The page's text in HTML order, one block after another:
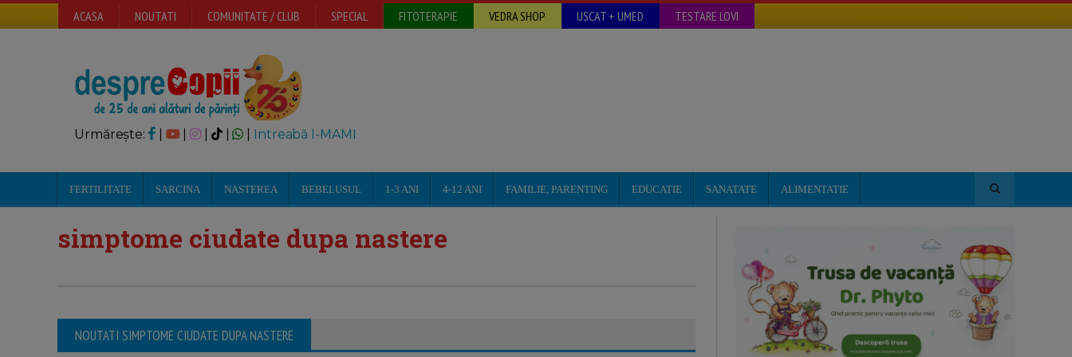
ACASA NOUTATI COMUNITATE / CLUB SPECIAL FITOTERAPIE VEDRA SHOP USCAT + UMED TESTARE LOVI
Urmărește: | | Intreabă I-MAMI
FERTILITATE SARCINA NASTEREA BEBELUSUL 1-3 ANI 4-12 ANI FAMILIE, PARENTING EDUCATIE SANATATE ALIMENTATIE
simptome ciudate dupa nastere
NOUTATI SIMPTOME CIUDATE DUPA NASTERE